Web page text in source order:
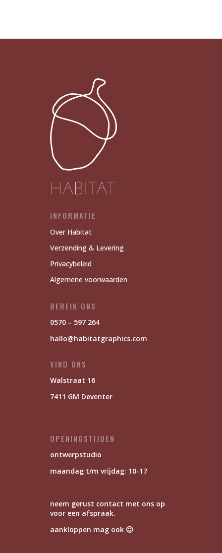
INFORMATIE
Over Habitat
Verzending & Levering
Privacybeleid
Algemene voorwaarden
BEREIK ONS
0570 – 597 264
hallo@habitatgraphics.com
VIND ONS
Walstraat 16
7411 GM Deventer
OPENINGSTIJDEN
ontwerpstudio
maandag t/m vrijdag: 10-17
neem gerust contact met ons op
voor een afspraak.
aankloppen mag ook 🙂